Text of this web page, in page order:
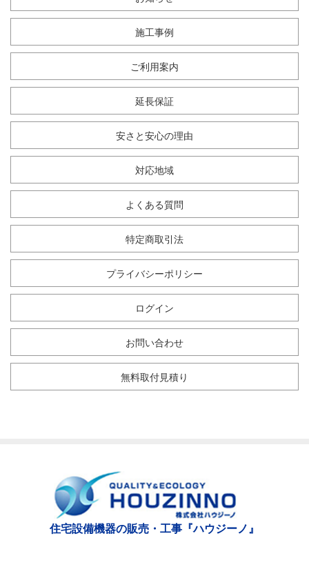
施工事例
ご利用案内
延長保証
安さと安心の理由
対応地域
よくある質問
特定商取引法
プライバシーポリシー
ログイン
お問い合わせ
無料取付見積り
住宅設備機器の販売・工事『ハウジーノ』